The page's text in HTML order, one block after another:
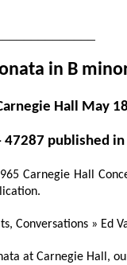
in B
Hall May
47287 published
Carnegie Hall
Conversations » Ed
at Carnegie Hall,